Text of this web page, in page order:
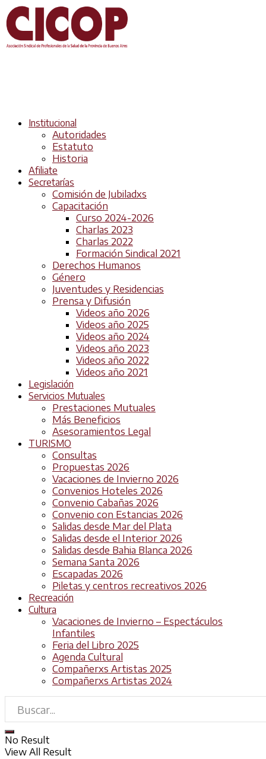
Institucional
Autoridades
Estatuto
Historia
Afiliate
Secretarías
Comisión de Jubiladxs
Capacitación
Curso 2024-2026
Charlas 2023
Charlas 2022
Formación Sindical 2021
Derechos Humanos
Género
Juventudes y Residencias
Prensa y Difusión
Videos año 2026
Videos año 2025
Videos año 2024
Videos año 2023
Videos año 2022
Videos año 2021
Legislación
Servicios Mutuales
Prestaciones Mutuales
Más Beneficios
Asesoramientos Legal
TURISMO
Consultas
Propuestas 2026
Vacaciones de Invierno 2026
Convenios Hoteles 2026
Convenio Cabañas 2026
Convenio con Estancias 2026
Salidas desde Mar del Plata
Salidas desde el Interior 2026
Salidas desde Bahia Blanca 2026
Semana Santa 2026
Escapadas 2026
Piletas y centros recreativos 2026
Recreación
Cultura
Vacaciones de Invierno – Espectáculos
Infantiles
Feria del Libro 2025
Agenda Cultural
Compañerxs Artistas 2025
Compañerxs Artistas 2024
No Result
View All Result